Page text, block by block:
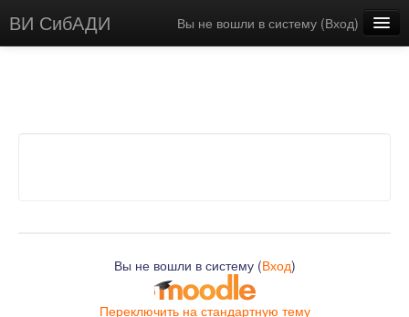
ВИ СибАДИ Вы не вошли в систему (Вход)
Вы не вошли в систему (Вход)
Переключить на стандартную тему